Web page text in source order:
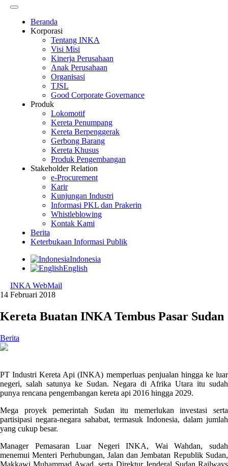
Beranda
Korporasi
Tentang INKA
Visi Misi
Kinerja Perusahaan
Anak Perusahaan
Organisasi
TJSL
Good Corporate Governance
Produk
Lokomotif
Kereta Penumpang
Kereta Berpenggerak
Gerbong Barang
Kereta Khusus
Produk Pengembangan
Stakeholder Relation
e-Procurement
Karir
Kunjungan Industri
Informasi PKL dan Prakerin
Whistleblowing
Kontak Kami
Berita
Keterbukaan Informasi Publik
Indonesia
English
INKA WebMail
14 Februari 2018
Kereta Buatan INKA Tembus Pasar Sudan
Berita
PT Industri Kereta Api (INKA) memperluas penjualan hingga ke luar
negeri, salah satunya ke Sudan. Negara di Afrika Utara itu sudah
punya rencana pengembangan kereta api 2016 hingga 2029.
Mega proyek pemerintah Sudan itu memerlukan investasi serta
partisipasi negara-negara sahabat, termasuk Indonesia, dalam jumlah
yang cukup besar.
Manager Pemasaran Luar Negeri INKA, Wai Wahdan, sudah
menemui Menteri Perhubungan, Jalan dan Jembatan Republik Sudan,
Makkawi Muhammad Awad, serta Direktur Jenderal Sudan Railways